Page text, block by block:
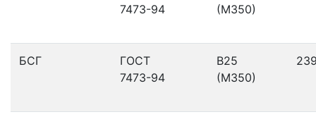
7473-94
(М350)
БСГ
ГОСТ
7473-94
В25
(М350)